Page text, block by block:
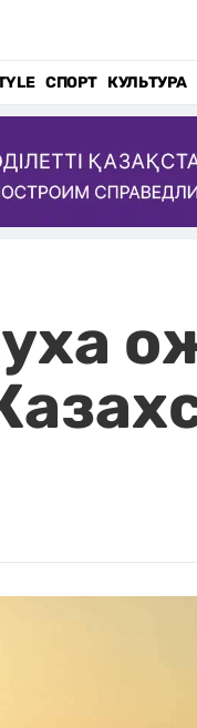
СПОРТ КУЛЬТУРА